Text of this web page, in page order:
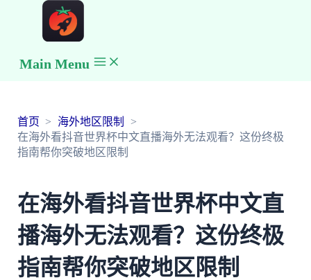
Main Menu
首页
海外地区限制
在海外看抖音世界杯中文直播海外无法观看？这份终极
指南帮你突破地区限制
在海外看抖音世界杯中文直
播海外无法观看？这份终极
指南帮你突破地区限制